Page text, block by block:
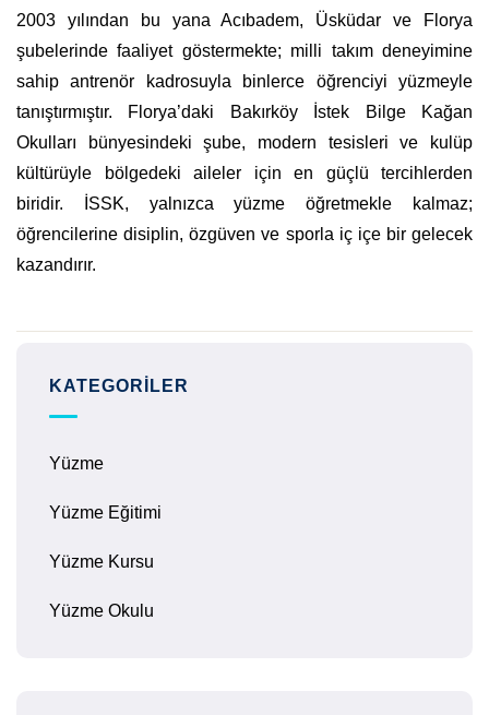
2003 yılından bu yana Acıbadem, Üsküdar ve Florya
şubelerinde faaliyet göstermekte; milli takım deneyimine
sahip antrenör kadrosuyla binlerce öğrenciyi yüzmeyle
tanıştırmıştır. Florya’daki Bakırköy İstek Bilge Kağan
Okulları bünyesindeki şube, modern tesisleri ve kulüp
kültürüyle bölgedeki aileler için en güçlü tercihlerden
biridir. İSSK, yalnızca yüzme öğretmekle kalmaz;
öğrencilerine disiplin, özgüven ve sporla iç içe bir gelecek
kazandırır.
KATEGORILER
Yüzme
Yüzme Eğitimi
Yüzme Kursu
Yüzme Okulu